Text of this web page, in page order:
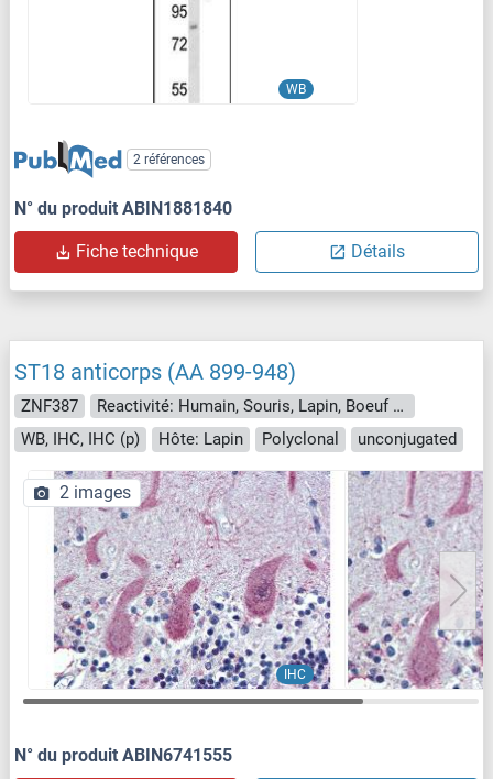
WB
2 références
N° du produit ABIN1881840
Fiche technique Détails
ST18 anticorps (AA 899-948)
ZNF387
Reactivité: Humain, Souris, Lapin, Boeuf (Vache), Cobaye, Cheval, Porc, Singe, Roussette (Chauve-souris)
WB, IHC, IHC (p)
Hôte: Lapin Polyclonal unconjugated
IHC
2 images
N° du produit ABIN6741555